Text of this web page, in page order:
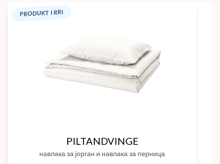
PRODUKT I RRI
PILTANDVINGE
навлака за јорган и навлака за перница